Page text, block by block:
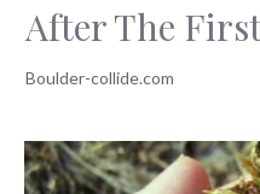
After The